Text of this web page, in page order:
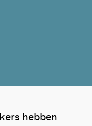
hebben